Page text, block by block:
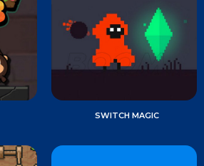
SWITCH MAGIC